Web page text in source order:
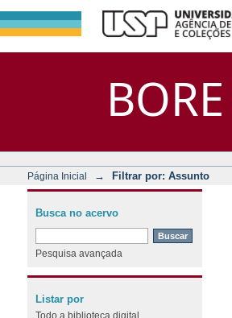
BORE
Página Inicial → Filtrar por: Assunto
Busca no acervo
Pesquisa avançada
Listar por
Todo a biblioteca digital